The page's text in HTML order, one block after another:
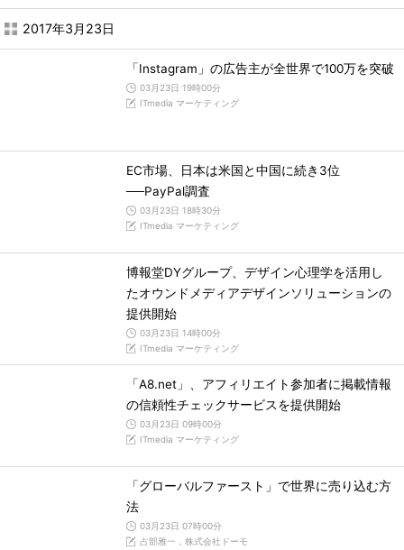
2017年3月23日
「Instagram」の広告主が全世界で100万を突破
03月23日 19時00分
ITmedia マーケティング
EC市場、日本は米国と中国に続き3位
──PayPal調査
03月23日 18時30分
ITmedia マーケティング
博報堂DYグループ、デザイン心理学を活用し
たオウンドメディアデザインソリューションの
提供開始
03月23日 14時00分
ITmedia マーケティング
「A8.net」、アフィリエイト参加者に掲載情報
の信頼性チェックサービスを提供開始
03月23日 09時00分
ITmedia マーケティング
「グローバルファースト」で世界に売り込む方
法
03月23日 07時00分
占部雅一，株式会社ドーモ